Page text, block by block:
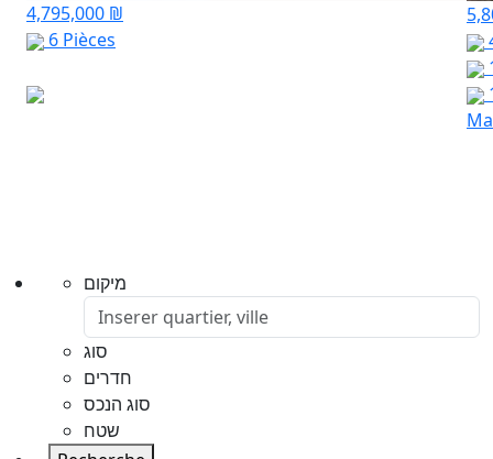
4,795,000 ₪
6 Pièces
מיקום
סוג
חדרים
סוג הנכס
שטח